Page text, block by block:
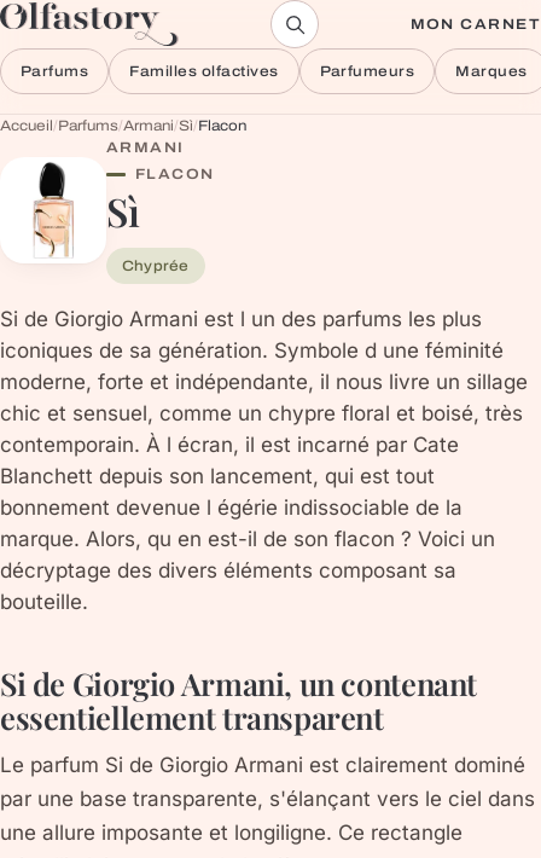
Aller au contenu MON CARNET
Parfums Familles olfactives Parfumeurs Marques
Accueil/Parfums/Armani/Sì/Flacon
ARMANI
FLACON
Sì
Chyprée
Si de Giorgio Armani est l un des parfums les plus
iconiques de sa génération. Symbole d une féminité
moderne, forte et indépendante, il nous livre un sillage
chic et sensuel, comme un chypre floral et boisé, très
contemporain. À l écran, il est incarné par Cate
Blanchett depuis son lancement, qui est tout
bonnement devenue l égérie indissociable de la
marque. Alors, qu en est-il de son flacon ? Voici un
décryptage des divers éléments composant sa
bouteille.
Si de Giorgio Armani, un contenant
essentiellement transparent
Le parfum Si de Giorgio Armani est clairement dominé
par une base transparente, s'élançant vers le ciel dans
une allure imposante et longiligne. Ce rectangle